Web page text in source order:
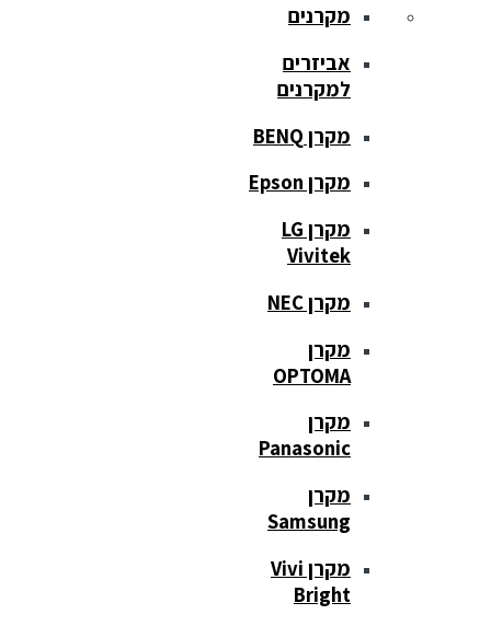
מקרנים
אביזרים
למקרנים
מקרן BENQ
מקרן Epson
מקרן LG
Vivitek
מקרן NEC
מקרן
OPTOMA
מקרן
Panasonic
מקרן
Samsung
מקרן Vivi
Bright